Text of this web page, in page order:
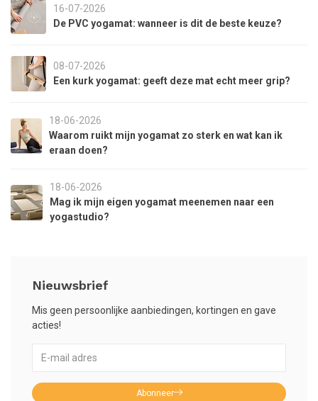
16-07-2026
De PVC yogamat: wanneer is dit de beste keuze?
08-07-2026
Een kurk yogamat: geeft deze mat echt meer grip?
18-06-2026
Waarom ruikt mijn yogamat zo sterk en wat kan ik
eraan doen?
18-06-2026
Mag ik mijn eigen yogamat meenemen naar een
yogastudio?
Nieuwsbrief
Mis geen persoonlijke aanbiedingen, kortingen en gave
acties!
Abonneer